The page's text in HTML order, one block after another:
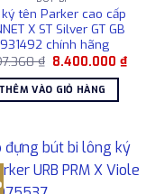
tên Parker cao cấp
X ST Silver GT GB
chính hãng
₫ Giá
là:
8.697.360 ₫.
8.400.000₫Giá
hiện
THÊM VÀO GIỎ HÀNG